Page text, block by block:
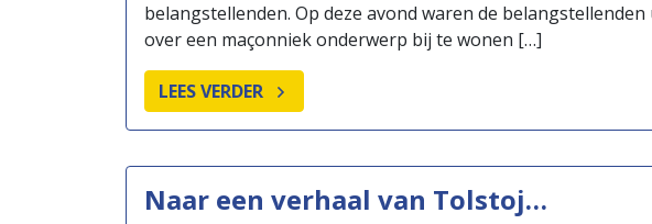
belangstellenden. Op deze avond waren de
over een maçonniek onderwerp bij te wonen […]
LEES VERDER
Naar een verhaal van Tolstoj…